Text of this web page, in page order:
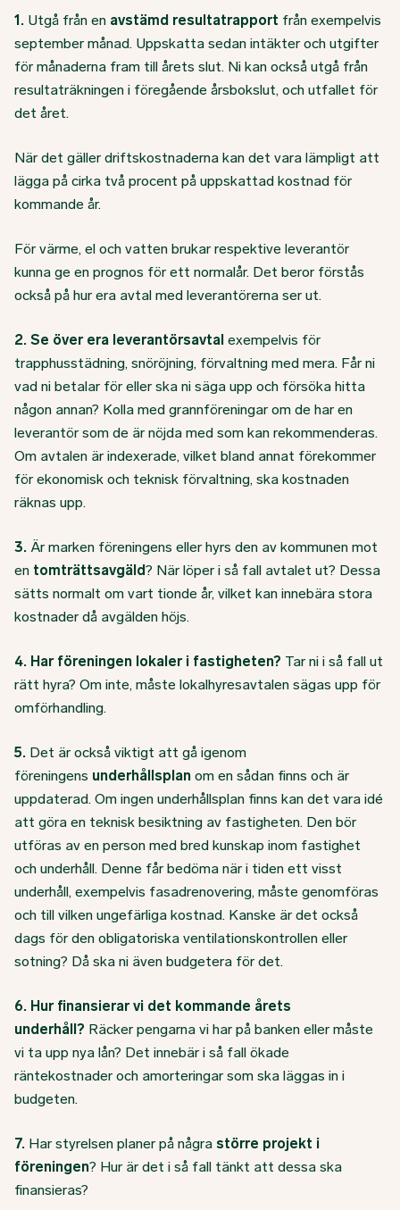
1. Utgå från en avstämd resultatrapport från exempelvis
september månad. Uppskatta sedan intäkter och utgifter
för månaderna fram till årets slut. Ni kan också utgå från
resultaträkningen i föregående årsbokslut, och utfallet för
det året.
När det gäller driftskostnaderna kan det vara lämpligt att
lägga på cirka två procent på uppskattad kostnad för
kommande år.
För värme, el och vatten brukar respektive leverantör
kunna ge en prognos för ett normalår. Det beror förstås
också på hur era avtal med leverantörerna ser ut.
2. Se över era leverantörsavtal exempelvis för
trapphusstädning, snöröjning, förvaltning med mera. Får ni
vad ni betalar för eller ska ni säga upp och försöka hitta
någon annan? Kolla med grannföreningar om de har en
leverantör som de är nöjda med som kan rekommenderas.
Om avtalen är indexerade, vilket bland annat förekommer
för ekonomisk och teknisk förvaltning, ska kostnaden
räknas upp.
3. Är marken föreningens eller hyrs den av kommunen mot
en tomträttsavgäld? När löper i så fall avtalet ut? Dessa
sätts normalt om vart tionde år, vilket kan innebära stora
kostnader då avgälden höjs.
4. Har föreningen lokaler i fastigheten? Tar ni i så fall ut
rätt hyra? Om inte, måste lokalhyresavtalen sägas upp för
omförhandling.
5. Det är också viktigt att gå igenom
föreningens underhållsplan om en sådan finns och är
uppdaterad. Om ingen underhållsplan finns kan det vara idé
att göra en teknisk besiktning av fastigheten. Den bör
utföras av en person med bred kunskap inom fastighet
och underhåll. Denne får bedöma när i tiden ett visst
underhåll, exempelvis fasadrenovering, måste genomföras
och till vilken ungefärliga kostnad. Kanske är det också
dags för den obligatoriska ventilationskontrollen eller
sotning? Då ska ni även budgetera för det.
6. Hur finansierar vi det kommande årets
underhåll? Räcker pengarna vi har på banken eller måste
vi ta upp nya lån? Det innebär i så fall ökade
räntekostnader och amorteringar som ska läggas in i
budgeten.
7. Har styrelsen planer på några större projekt i
föreningen? Hur är det i så fall tänkt att dessa ska
finansieras?